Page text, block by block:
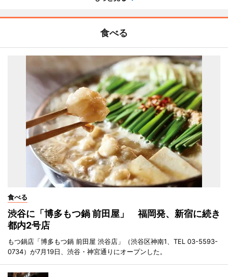
食べる
食べる
渋谷に「博多もつ鍋 前田屋」 福岡発、新宿に続き
都内2号店
もつ鍋店「博多もつ鍋 前田屋 渋谷店」（渋谷区神南1、TEL 03-5593-
0734）が7月19日、渋谷・神宮通りにオープンした。